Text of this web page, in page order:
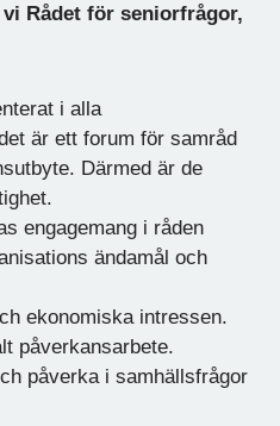
Rådet för seniorfrågor,
i alla
är ett forum för samråd
Därmed är de
engagemang i råden
ändamål och
ekonomiska intressen.
påverkansarbete.
påverka i samhällsfrågor